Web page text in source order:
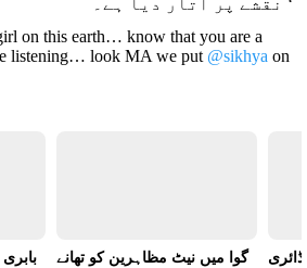
نقشے پر اتار دیا ہے۔ ‘
on this earth… know that you are a
listening… look MA we put @sikhya on
گوا میں نیٹ مظاہرین کو تھانے